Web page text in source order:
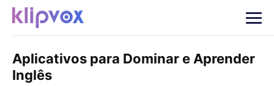
Aplicativos para Dominar e Aprender
Inglês